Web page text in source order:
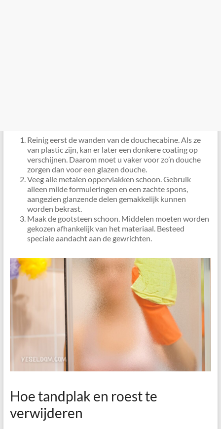
Reinig eerst de wanden van de douchecabine. Als ze
van plastic zijn, kan er later een donkere coating op
verschijnen. Daarom moet u vaker voor zo’n douche
zorgen dan voor een glazen douche.
Veeg alle metalen oppervlakken schoon. Gebruik
alleen milde formuleringen en een zachte spons,
aangezien glanzende delen gemakkelijk kunnen
worden bekrast.
Maak de gootsteen schoon. Middelen moeten worden
gekozen afhankelijk van het materiaal. Besteed
speciale aandacht aan de gewrichten.
Hoe tandplak en roest te
verwijderen